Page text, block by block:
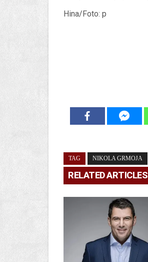
Hina/Foto: p
TAG NIKOLA GRMOJA
RELATED ARTICLES